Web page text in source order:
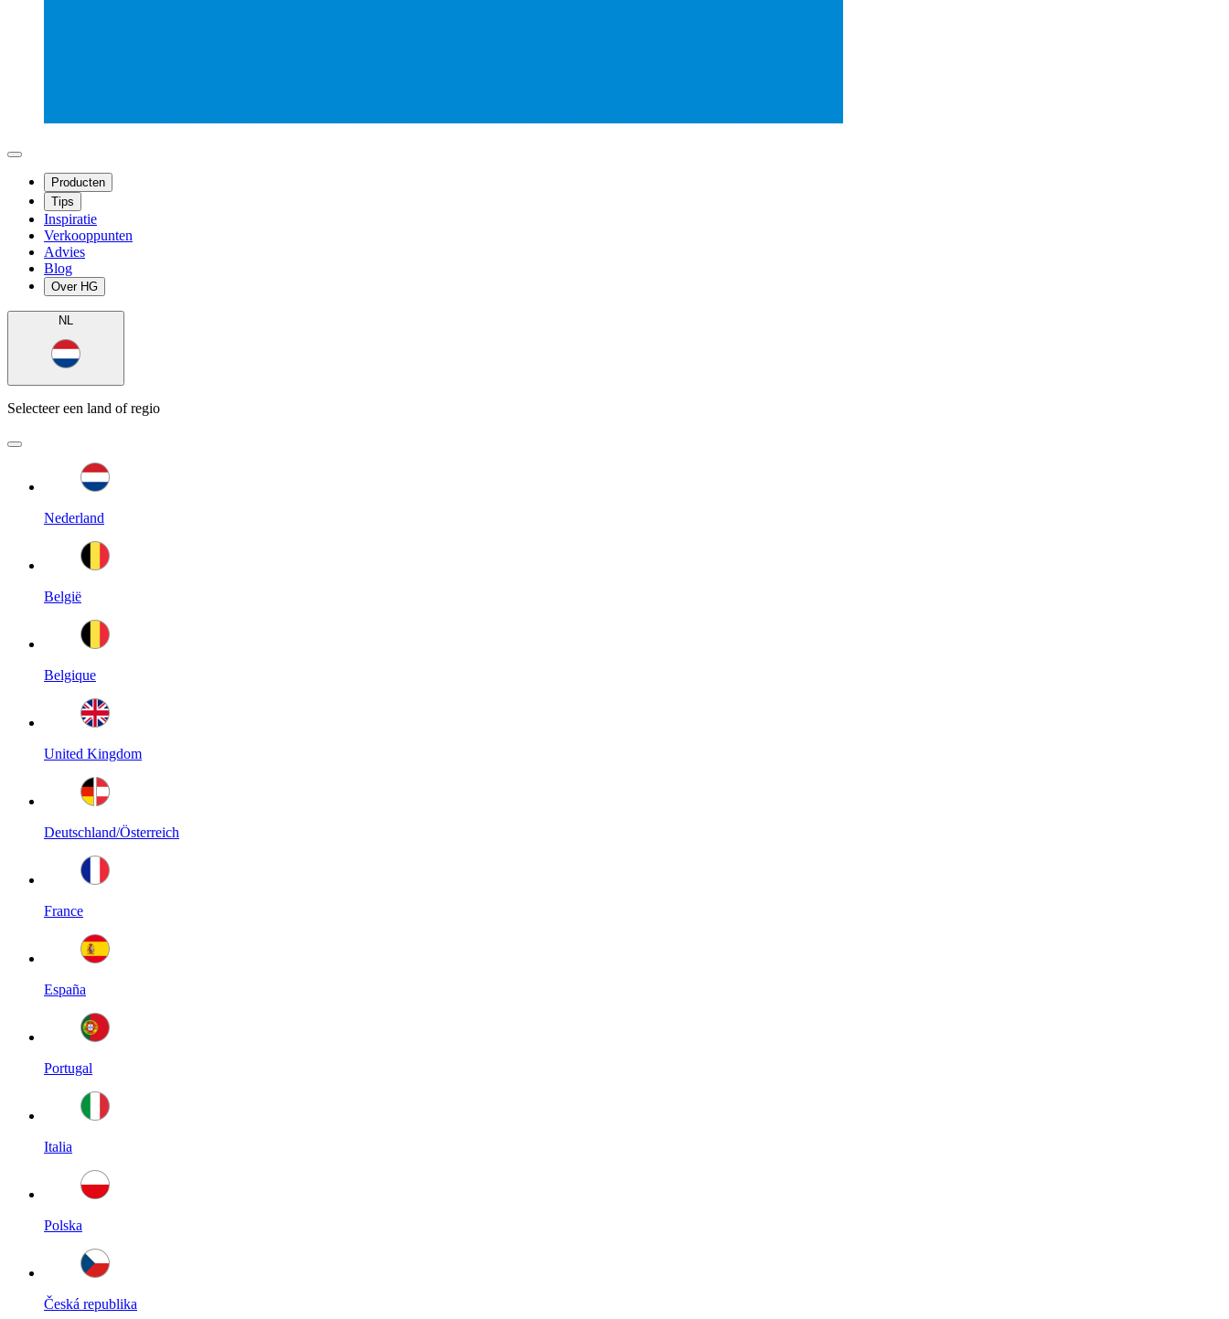
Producten
Tips
Inspiratie
Verkooppunten
Advies
Blog
Over HG
NL
Selecteer een land of regio
Nederland
België
Belgique
United Kingdom
Deutschland/Österreich
France
España
Portugal
Italia
Polska
Česká republika